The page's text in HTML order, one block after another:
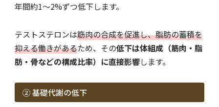
年間約1〜2%ずつ低下します。
テストステロンは筋肉の合成を促進し、脂肪の蓄積を
抑える働きがあるため、その低下は体組成（筋肉・脂
肪・骨などの構成比率）に直接影響します。
② 基礎代謝の低下